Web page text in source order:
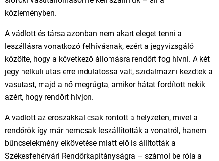
közleményben.
A vádlott és társa azonban nem akart eleget tenni a
leszállásra vonatkozó felhívásnak, ezért a jegyvizsgáló
közölte, hogy a következő állomásra rendőrt fog hívni. A két
jegy nélküli utas erre indulatossá vált, szidalmazni kezdték a
vasutast, majd a nő megrúgta, amikor hátat fordított nekik
azért, hogy rendőrt hívjon.
A vádlott az erőszakkal csak rontott a helyzetén, mivel a
rendőrök így már nemcsak leszállították a vonatról, hanem
bűncselekmény elkövetése miatt elő is állították a
Székesfehérvári Rendőrkapitányságra – számol be róla a